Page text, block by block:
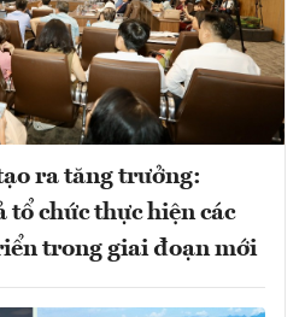
ra tăng trưởng:
tổ chức thực hiện các
trong giai đoạn mới